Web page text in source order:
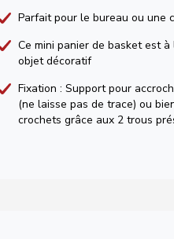
Parfait pour le bureau ou une
Ce mini panier de basket est
objet décoratif
Fixation : Support pour
(ne laisse pas de trace) ou
crochets grâce aux 2 trous